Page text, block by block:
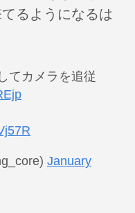
るようになるは
てカメラを追従
January